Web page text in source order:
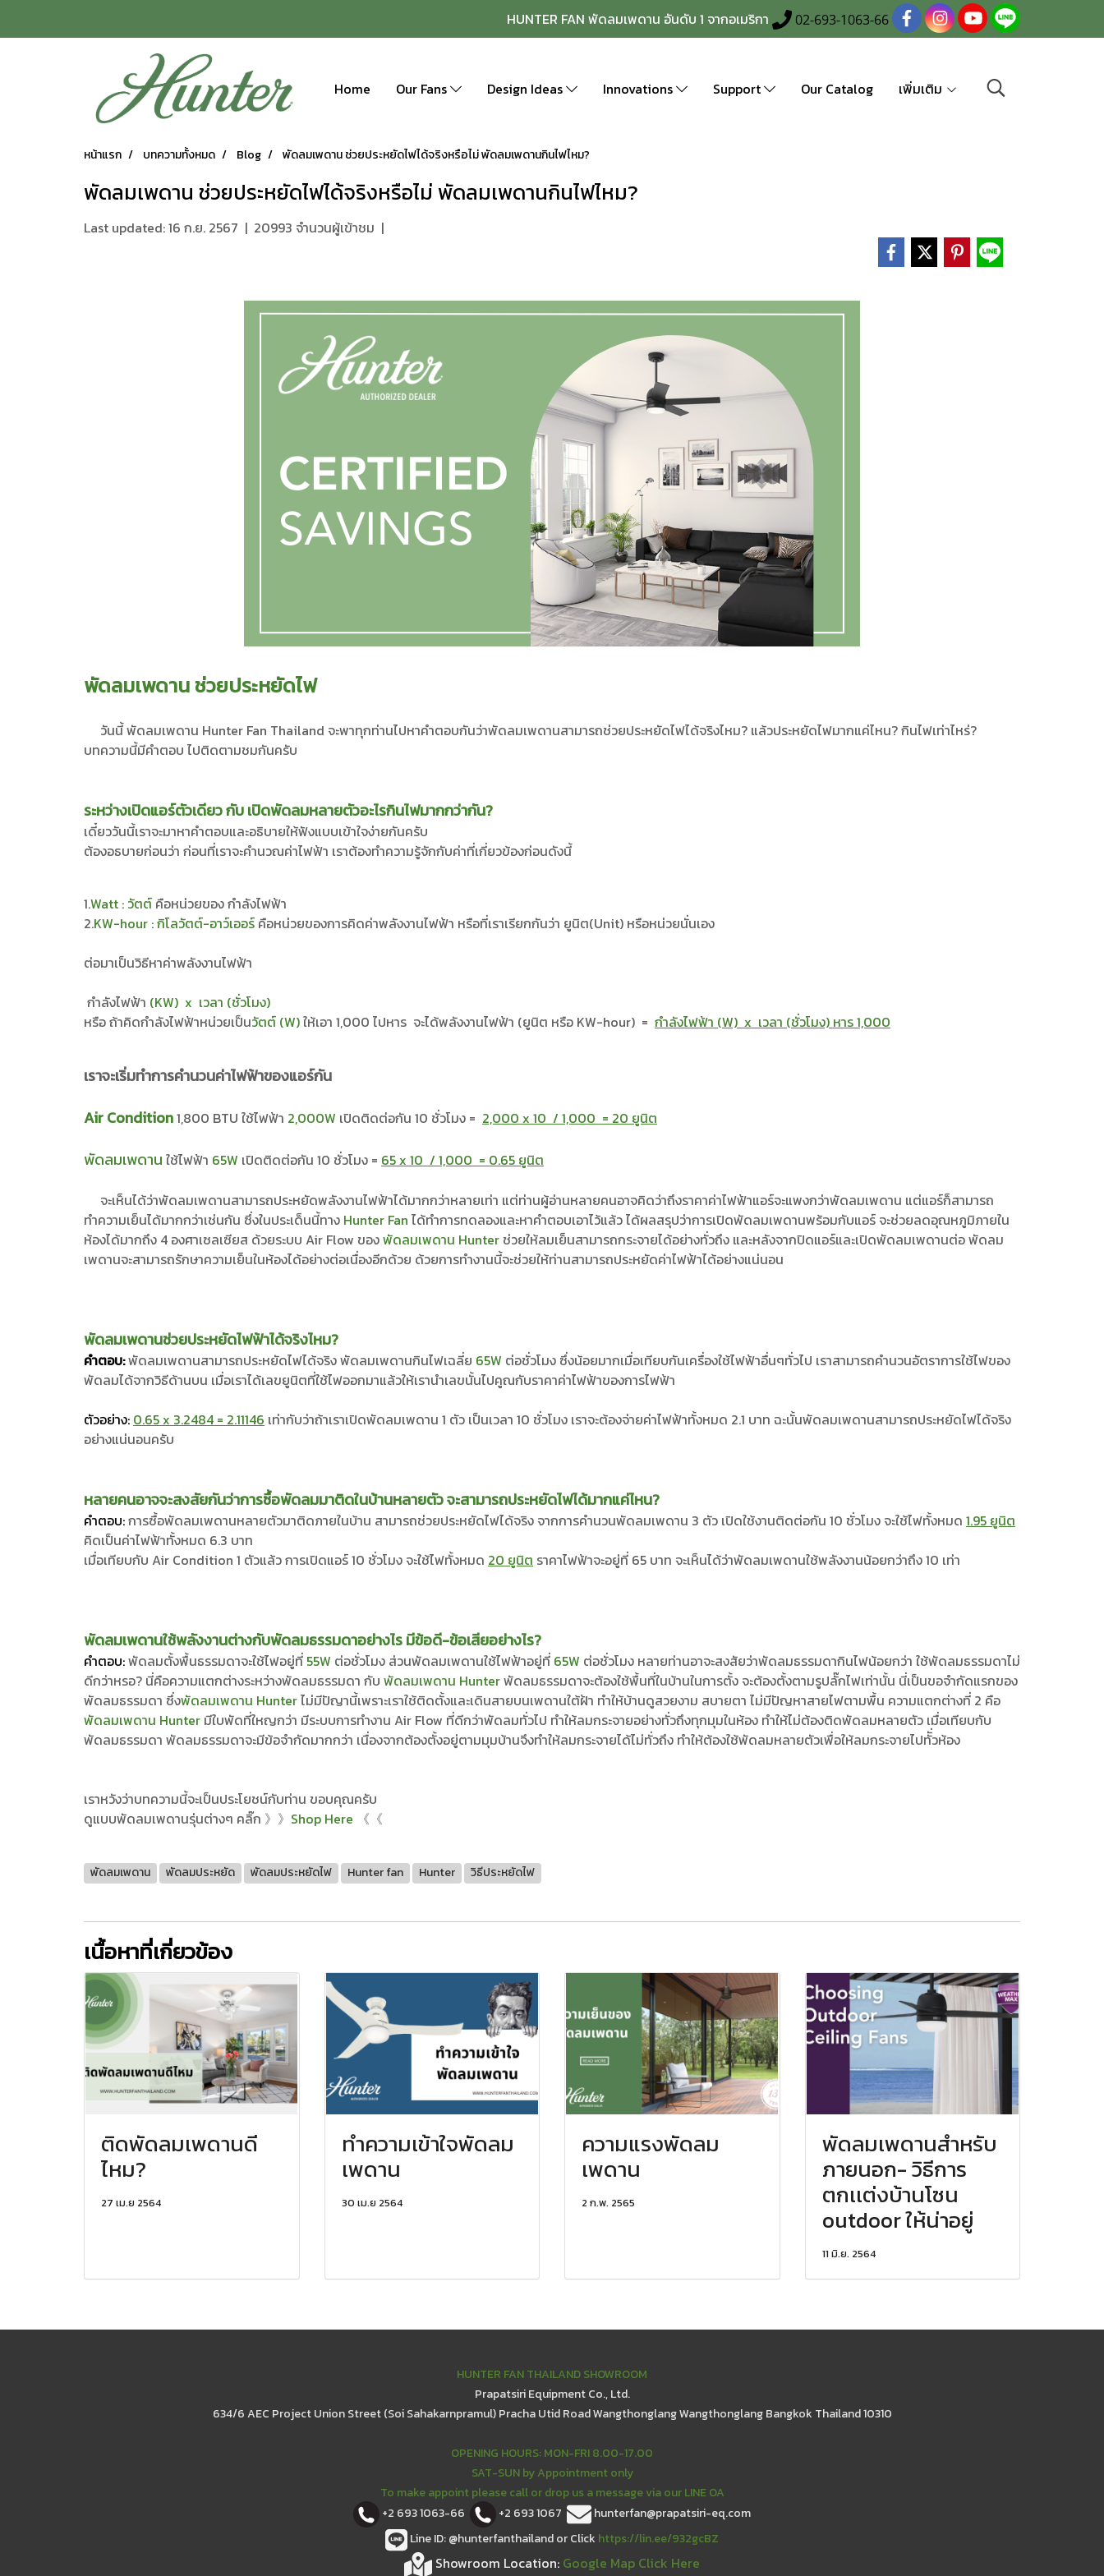
HUNTER FAN พัดลมเพดาน อันดับ 1 จากอเมริกา 02-693-1063-66
Home Our Fans Design Ideas Innovations Support Our Catalog เพิ่มเติม
หน้าแรก บทความทั้งหมด Blog พัดลมเพดาน ช่วยประหยัดไฟได้จริงหรือไม่ พัดลมเพดานกินไฟไหม?
พัดลมเพดาน ช่วยประหยัดไฟได้จริงหรือไม่ พัดลมเพดานกินไฟไหม?
Last updated: 16 ก.ย. 2567 | 20993 จำนวนผู้เข้าชม |
พัดลมเพดาน ช่วยประหยัดไฟ
วันนี้ พัดลมเพดาน Hunter Fan Thailand จะพาทุกท่านไปหาคำตอบกันว่าพัดลมเพดานสามารถช่วยประหยัดไฟได้จริงไหม? แล้วประหยัดไฟมากแค่ไหน? กินไฟเท่าไหร่?
บทความนี้มีคำตอบ ไปติดตามชมกันครับ
ระหว่างเปิดแอร์ตัวเดียว กับ เปิดพัดลมหลายตัวอะไรกินไฟมากกว่ากัน?
เดี๋ยววันนี้เราจะมาหาคำตอบและอธิบายให้ฟังแบบเข้าใจง่ายกันครับ
ต้องอธบายก่อนว่า ก่อนที่เราจะคำนวณค่าไฟฟ้า เราต้องทำความรู้จักกับค่าที่เกี่ยวข้องก่อนดังนี้
1.Watt : วัตต์ คือหน่วยของ กำลังไฟฟ้า
2.KW-hour : กิโลวัตต์-อาว์เออร์ คือหน่วยของการคิดค่าพลังงานไฟฟ้า หรือที่เราเรียกกันว่า ยูนิต(Unit) หรือหน่วยนั่นเอง
ต่อมาเป็นวิธีหาค่าพลังงานไฟฟ้า
กำลังไฟฟ้า (KW) x เวลา (ชั่วโมง)
หรือ ถ้าคิดกำลังไฟฟ้าหน่วยเป็นวัตต์ (W)ให้เอา 1,000 ไปหาร จะได้พลังงานไฟฟ้า (ยูนิต หรือ KW-hour) = กำลังไฟฟ้า (W) x เวลา (ชั่วโมง) หาร 1,000
เราจะเริ่มทำการคำนวนค่าไฟฟ้าของแอร์กัน
Air Condition1,800 BTU ใช้ไฟฟ้า 2,000W เปิดติดต่อกัน 10 ชั่วโมง = 2,000 x 10 / 1,000 = 20 ยูนิต
พัดลมเพดาน ใช้ไฟฟ้า 65W เปิดติดต่อกัน 10 ชั่วโมง = 65 x 10 / 1,000 = 0.65 ยูนิต
จะเห็นได้ว่าพัดลมเพดานสามารถประหยัดพลังงานไฟฟ้าได้มากกว่าหลายเท่า แต่ท่านผู้อ่านหลายคนอาจคิดว่าถึงราคาค่าไฟฟ้าแอร์จะแพงกว่าพัดลมเพดาน แต่แอร์ก็สามารถ
ทำความเย็นได้มากกว่าเช่นกัน ซึ่งในประเด็นนี้ทาง Hunter Fan ได้ทำการทดลองและหาคำตอบเอาไว้แล้ว ได้ผลสรุปว่าการเปิดพัดลมเพดานพร้อมกับแอร์ จะช่วยลดอุณหภูมิภายใน
ห้องได้มากถึง 4 องศาเซลเซียส ด้วยระบบ Air Flow ของพัดลมเพดาน Hunter ช่วยให้ลมเย็นสามารถกระจายได้อย่างทั่วถึง และหลังจากปิดแอร์และเปิดพัดลมเพดานต่อ พัดลม
เพดานจะสามารถรักษาความเย็นในห้องได้อย่างต่อเนื่องอีกด้วย ด้วยการทำงานนี้จะช่วยให้ท่านสามารถประหยัดค่าไฟฟ้าได้อย่างแน่นอน
พัดลมเพดานช่วยประหยัดไฟฟ้าได้จริงไหม?
คำตอบ:พัดลมเพดานสามารถประหยัดไฟได้จริง พัดลมเพดานกินไฟเฉลี่ย 65W ต่อชั่วโมง ซึ่งน้อยมากเมื่อเทียบกันเครื่องใช้ไฟฟ้าอื่นๆทั่วไป เราสามารถคำนวนอัตราการใช้ไฟของ
พัดลมได้จากวิธีด้านบน เมื่อเราได้เลขยูนิตที่ใช้ไฟออกมาแล้วให้เรานำเลขนั้นไปคูณกับราคาค่าไฟฟ้าของการไฟฟ้า
ตัวอย่าง: 0.65 x 3.2484 = 2.11146 เท่ากับว่าถ้าเราเปิดพัดลมเพดาน 1 ตัว เป็นเวลา 10 ชั่วโมง เราจะต้องจ่ายค่าไฟฟ้าทั้งหมด 2.1 บาท ฉะนั้นพัดลมเพดานสามารถประหยัดไฟได้จริง
อย่างแน่นอนครับ
หลายคนอาจจะสงสัยกันว่าการซื้อพัดลมมาติดในบ้านหลายตัว จะสามารถประหยัดไฟได้มากแค่ไหน?
คำตอบ:การซื้อพัดลมเพดานหลายตัวมาติดภายในบ้าน สามารถช่วยประหยัดไฟได้จริง จากการคำนวนพัดลมเพดาน 3 ตัว เปิดใช้งานติดต่อกัน 10 ชั่วโมง จะใช้ไฟทั้งหมด 1.95 ยูนิต
คิดเป็นค่าไฟฟ้าทั้งหมด 6.3 บาท
เมื่อเทียบกับ Air Condition 1 ตัวแล้ว การเปิดแอร์ 10 ชั่วโมง จะใช้ไฟทั้งหมด 20 ยูนิต ราคาไฟฟ้าจะอยู่ที่ 65 บาท จะเห็นได้ว่าพัดลมเพดานใช้พลังงานน้อยกว่าถึง 10 เท่า
พัดลมเพดานใช้พลังงานต่างกับพัดลมธรรมดาอย่างไร มีข้อดี-ข้อเสียอย่างไร?
คำตอบ:พัดลมตั้งพื้นธรรมดาจะใช้ไฟอยู่ที่ 55W ต่อชั่วโมง ส่วนพัดลมเพดานใช้ไฟฟ้าอยู่ที่ 65W ต่อชั่วโมง หลายท่านอาจะสงสัยว่าพัดลมธรรมดากินไฟน้อยกว่า ใช้พัดลมธรรมดาไม่
ดีกว่าหรอ? นี่คือความแตกต่างระหว่างพัดลมธรรมดา กับ พัดลมเพดาน Hunterพัดลมธรรมดาจะต้องใช้พื้นที่ในบ้านในการตั้ง จะต้องตั้งตามรูปลั๊กไฟเท่านั้น นี่เป็นขอจำกัดแรกของ
พัดลมธรรมดา ซึ่งพัดลมเพดาน Hunterไม่มีปัญานี้เพราะเราใช้ติดตั้งและเดินสายบนเพดานใต้ฝ้า ทำให้บ้านดูสวยงาม สบายตา ไม่มีปัญหาสายไฟตามพื้น ความแตกต่างที่ 2 คือ
พัดลมเพดาน Hunter มีใบพัดที่ใหญกว่า มีระบบการทำงาน Air Flow ที่ดีกว่าพัดลมทั่วไป ทำให้ลมกระจายอย่างทั่วถึงทุกมุมในห้อง ทำให้ไม่ต้องติดพัดลมหลายตัว เมื่อเทียบกับ
พัดลมธรรมดา พัดลมธรรมดาจะมีข้อจำกัดมากกว่า เนื่องจากต้องตั้งอยู่ตามมุมบ้านจึงทำให้ลมกระจายได้ไม่ทั่วถึง ทำให้ต้องใช้พัดลมหลายตัวเพื่อให้ลมกระจายไปทัั่วห้อง
เราหวังว่าบทความนี้จะเป็นประโยชน์กับท่าน ขอบคุณครับ
ดูแบบพัดลมเพดานรุ่นต่างๆ คลิ๊ก 》》 Shop Here 《《
พัดลมเพดาน พัดลมประหยัด พัดลมประหยัดไฟ Hunter fan Hunter วิธีประหยัดไฟ
เนื้อหาที่เกี่ยวข้อง
ติดพัดลมเพดานดี
ไหม?
27 เม.ย 2564
ทำความเข้าใจพัดลม
เพดาน
30 เม.ย 2564
ความแรงพัดลม
เพดาน
2 ก.พ. 2565
พัดลมเพดานสำหรับ
ภายนอก- วิธีการ
ตกเเต่งบ้านโซน
outdoor ให้น่าอยู่
11 มิ.ย. 2564
HUNTER FAN THAILAND SHOWROOM
Prapatsiri Equipment Co., Ltd.
634/6 AEC Project Union Street (Soi Sahakarnpramul) Pracha Utid Road Wangthonglang Wangthonglang Bangkok Thailand 10310
OPENING HOURS: MON-FRI 8.00-17.00
SAT-SUN by Appointment only
To make appoint please call or drop us a message via our LINE OA
+2 693 1063-66
+2 693 1067
hunterfan@prapatsiri-eq.com
Line ID: @hunterfanthailand or Click https://lin.ee/932gcBZ
Showroom Location: Google Map Click Here